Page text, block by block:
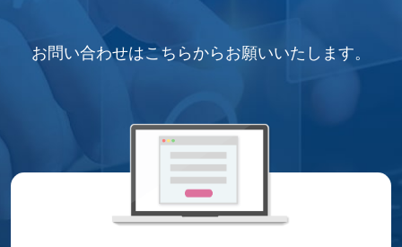
お問い合わせはこちらからお願いいたします。